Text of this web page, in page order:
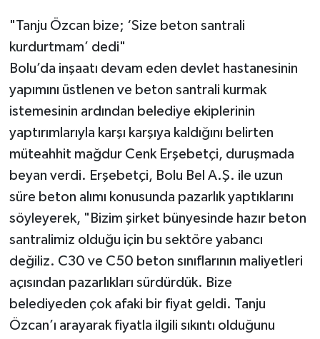
"Tanju Özcan bize; ‘Size beton santrali
kurdurtmam’ dedi"
Bolu’da inşaatı devam eden devlet hastanesinin
yapımını üstlenen ve beton santrali kurmak
istemesinin ardından belediye ekiplerinin
yaptırımlarıyla karşı karşıya kaldığını belirten
müteahhit mağdur Cenk Erşebetçi, duruşmada
beyan verdi. Erşebetçi, Bolu Bel A.Ş. ile uzun
süre beton alımı konusunda pazarlık yaptıklarını
söyleyerek, "Bizim şirket bünyesinde hazır beton
santralimiz olduğu için bu sektöre yabancı
değiliz. C30 ve C50 beton sınıflarının maliyetleri
açısından pazarlıkları sürdürdük. Bize
belediyeden çok afaki bir fiyat geldi. Tanju
Özcan’ı arayarak fiyatla ilgili sıkıntı olduğunu